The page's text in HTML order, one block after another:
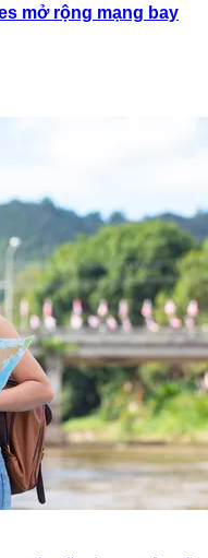
mở rộng mạng bay